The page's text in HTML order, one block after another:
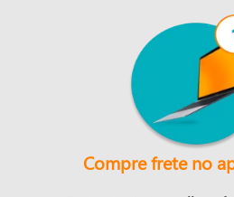
Compre frete no